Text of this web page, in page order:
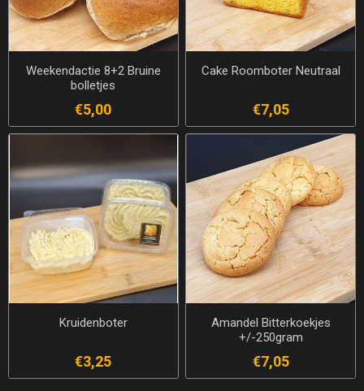
Weekendactie 8+2 Bruine
bolletjes
€5,00
Cake Roomboter Neutraal
€7,05
Kruidenboter
€3,25
Amandel Bitterkoekjes
+/-250gram
€7,05